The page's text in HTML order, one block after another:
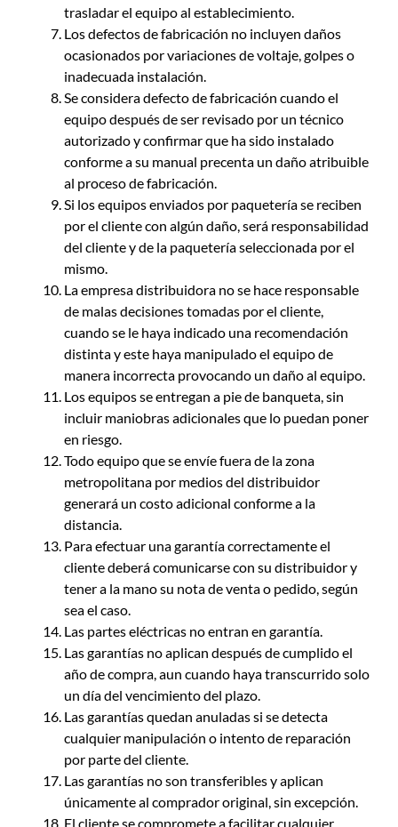
trasladar el equipo al establecimiento.
Los defectos de fabricación no incluyen daños
ocasionados por variaciones de voltaje, golpes o
inadecuada instalación.
Se considera defecto de fabricación cuando el
equipo después de ser revisado por un técnico
autorizado y confirmar que ha sido instalado
conforme a su manual precenta un daño atribuible
al proceso de fabricación.
Si los equipos enviados por paquetería se reciben
por el cliente con algún daño, será responsabilidad
del cliente y de la paquetería seleccionada por el
mismo.
La empresa distribuidora no se hace responsable
de malas decisiones tomadas por el cliente,
cuando se le haya indicado una recomendación
distinta y este haya manipulado el equipo de
manera incorrecta provocando un daño al equipo.
Los equipos se entregan a pie de banqueta, sin
incluir maniobras adicionales que lo puedan poner
en riesgo.
Todo equipo que se envíe fuera de la zona
metropolitana por medios del distribuidor
generará un costo adicional conforme a la
distancia.
Para efectuar una garantía correctamente el
cliente deberá comunicarse con su distribuidor y
tener a la mano su nota de venta o pedido, según
sea el caso.
Las partes eléctricas no entran en garantía.
Las garantías no aplican después de cumplido el
año de compra, aun cuando haya transcurrido solo
un día del vencimiento del plazo.
Las garantías quedan anuladas si se detecta
cualquier manipulación o intento de reparación
por parte del cliente.
Las garantías no son transferibles y aplican
únicamente al comprador original, sin excepción.
El cliente se compromete a facilitar cualquier